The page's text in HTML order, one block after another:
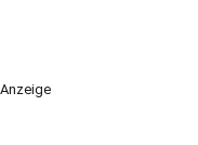
Anzeige